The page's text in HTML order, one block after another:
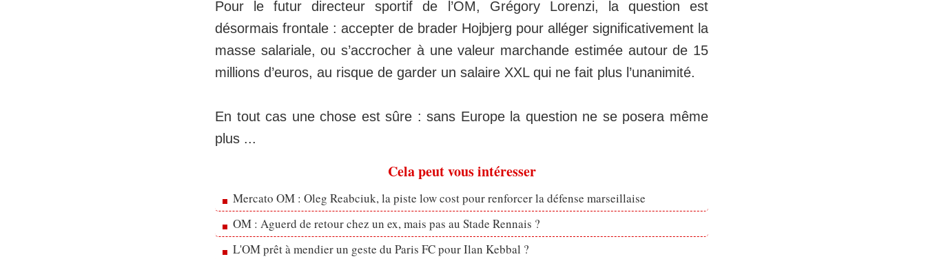
Pour le futur directeur sportif de l’OM, Grégory Lorenzi, la question est
désormais frontale : accepter de brader Hojbjerg pour alléger significativement la
masse salariale, ou s’accrocher à une valeur marchande estimée autour de 15
millions d’euros, au risque de garder un salaire XXL qui ne fait plus l’unanimité.
En tout cas une chose est sûre : sans Europe la question ne se posera même
plus ...
Cela peut vous intéresser
Mercato OM : Oleg Reabciuk, la piste low cost pour renforcer la défense marseillaise
OM : Aguerd de retour chez un ex, mais pas au Stade Rennais ?
L'OM prêt à mendier un geste du Paris FC pour Ilan Kebbal ?